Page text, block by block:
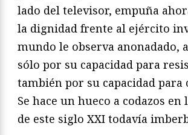
lado del televisor, empuña
la dignidad frente al ejército
mundo le observa anonadado,
sólo por su capacidad para
también por su capacidad para
Se hace un hueco a codazos
de este siglo XXI todavía